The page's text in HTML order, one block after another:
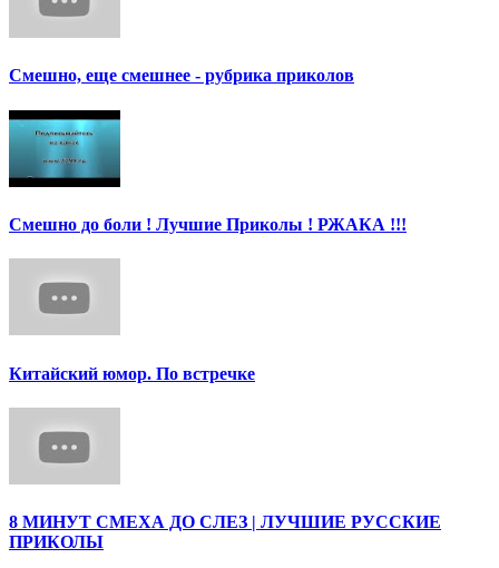
Смешно, еще смешнее - рубрика приколов
Смешно до боли ! Лучшие Приколы ! РЖАКА !!!
Китайский юмор. По встречке
8 МИНУТ СМЕХА ДО СЛЕЗ | ЛУЧШИЕ РУССКИЕ
ПРИКОЛЫ